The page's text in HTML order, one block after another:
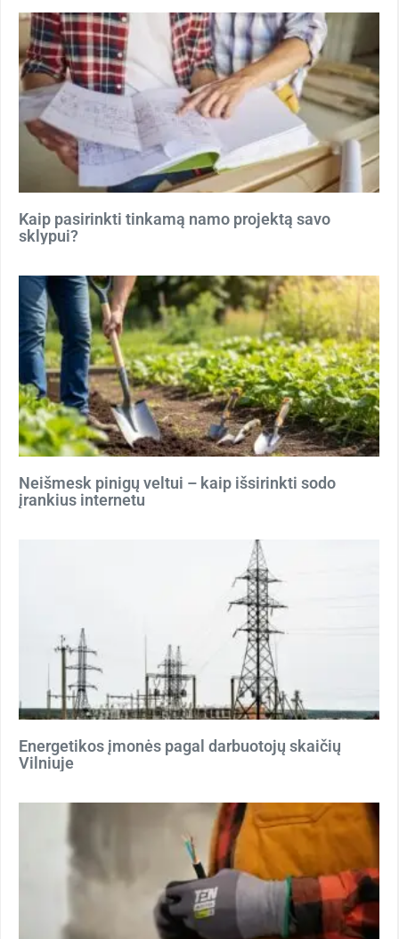
Kaip pasirinkti tinkamą namo projektą savo
sklypui?
Neišmesk pinigų veltui – kaip išsirinkti sodo
įrankius internetu
Energetikos įmonės pagal darbuotojų skaičių
Vilniuje